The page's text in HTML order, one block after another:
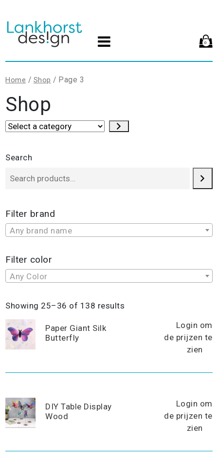
0
Home / Shop / Page 3
Shop
Select
Search
Filter brand
Any brand name
Filter color
Any Color
Showing 25–36 of 138 results
Paper Giant Silk
Butterfly
Login om
de prijzen te
zien
DIY Table Display
Wood
Login om
de prijzen te
zien